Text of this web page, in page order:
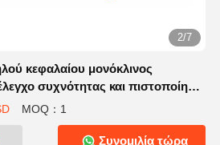
2/7
κεφαλαίου μονόκλινος
συχνότητας και πιστοποίηση
MOQ：1
Συνομιλία τώρα